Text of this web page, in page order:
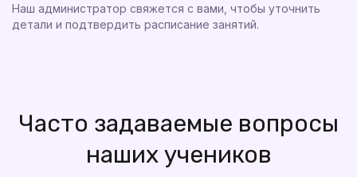
Наш администратор свяжется с вами, чтобы уточнить
детали и подтвердить расписание занятий.
Часто задаваемые вопросы
наших учеников